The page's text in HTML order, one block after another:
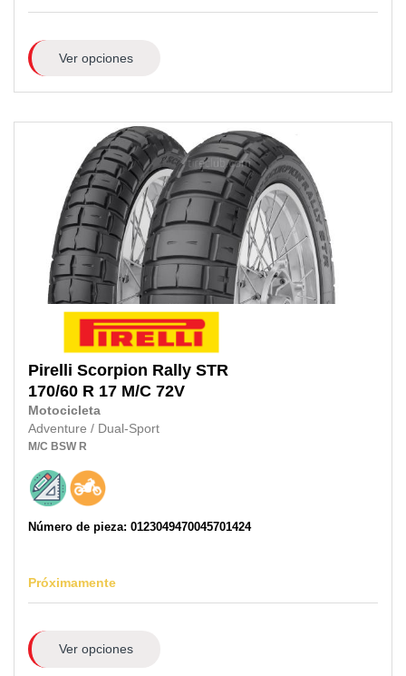
Ver opciones
Pirelli Scorpion Rally STR
170/60 R 17 M/C 72V
Motocicleta
Adventure / Dual-Sport
M/C BSW R
Número de pieza: 0123049470045701424
Próximamente
Ver opciones